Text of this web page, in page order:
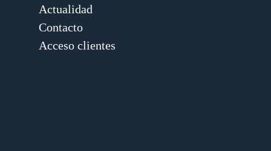
Actualidad
Contacto
Acceso clientes